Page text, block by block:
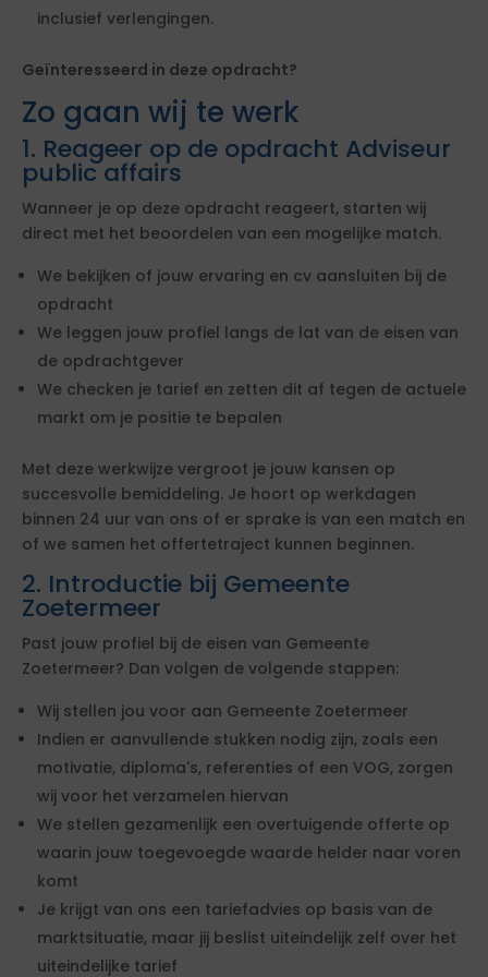
inclusief verlengingen.
Geïnteresseerd in deze opdracht?
Zo gaan wij te werk
1. Reageer op de opdracht Adviseur
public affairs
Wanneer je op deze opdracht reageert, starten wij
direct met het beoordelen van een mogelijke match.
We bekijken of jouw ervaring en cv aansluiten bij de
opdracht
We leggen jouw profiel langs de lat van de eisen van
de opdrachtgever
We checken je tarief en zetten dit af tegen de actuele
markt om je positie te bepalen
Met deze werkwijze vergroot je jouw kansen op
succesvolle bemiddeling. Je hoort op werkdagen
binnen 24 uur van ons of er sprake is van een match en
of we samen het offertetraject kunnen beginnen.
2. Introductie bij Gemeente
Zoetermeer
Past jouw profiel bij de eisen van Gemeente
Zoetermeer? Dan volgen de volgende stappen:
Wij stellen jou voor aan Gemeente Zoetermeer
Indien er aanvullende stukken nodig zijn, zoals een
motivatie, diploma's, referenties of een VOG, zorgen
wij voor het verzamelen hiervan
We stellen gezamenlijk een overtuigende offerte op
waarin jouw toegevoegde waarde helder naar voren
komt
Je krijgt van ons een tariefadvies op basis van de
marktsituatie, maar jij beslist uiteindelijk zelf over het
uiteindelijke tarief